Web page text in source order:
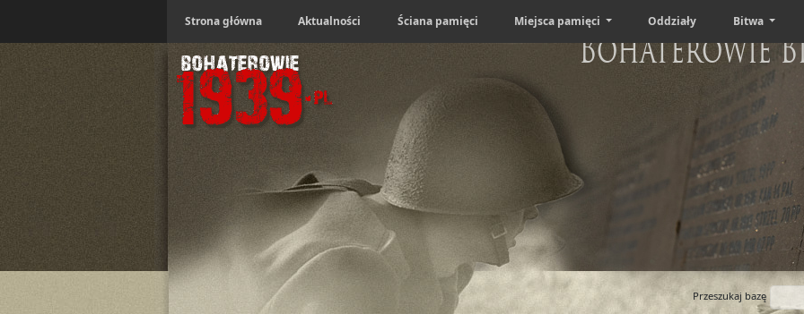
Strona główna Aktualności Ściana pamięci Miejsca pamięci Oddziały Bitwa
Bohaterowie
Przeszukaj bazę